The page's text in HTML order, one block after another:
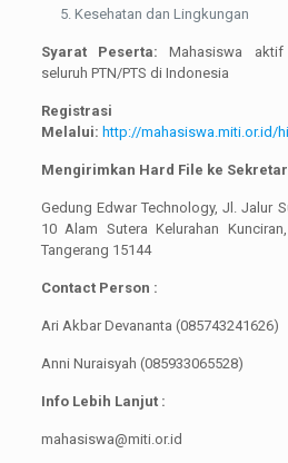
Kesehatan dan Lingkungan
Syarat Peserta: Mahasiswa
seluruh PTN/PTS di Indonesia
Melalui: http://mahasiswa.miti.or.id/
Mengirimkan Hard File ke
Gedung Edwar Technology, Jl. Jalur
10 Alam Sutera Kelurahan
Tangerang 15144
Contact Person :
Ari Akbar Devananta (085743241626)
Anni Nuraisyah (085933065528)
Info Lebih Lanjut :
mahasiswa@miti.or.id